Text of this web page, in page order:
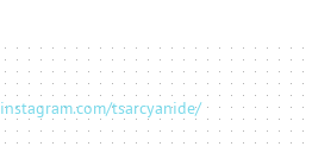
tsarcyanide/